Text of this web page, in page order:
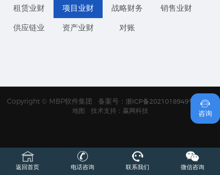
租赁业财 项目业财 战略财务 销售业财
供应链业 资产业财 对账
Copyright © MBP软件集团 备案号： 浙ICP备2021018949号
网站
地图
技术支持：赢网科技

咨询
返回首页 电话咨询 联系我们 微信咨询